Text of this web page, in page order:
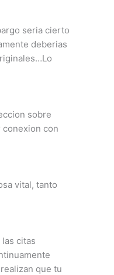
seri­a cierto
deberias
sobre
con
vital, tanto
citas
que tu